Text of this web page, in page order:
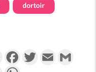
dortoir
PartagerFacebookTwitterEmail
Messenger